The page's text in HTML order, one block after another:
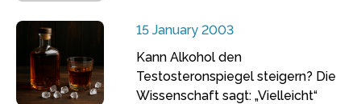
15 January 2003
Kann Alkohol den
Testosteronspiegel steigern? Die
Wissenschaft sagt: „Vielleicht“